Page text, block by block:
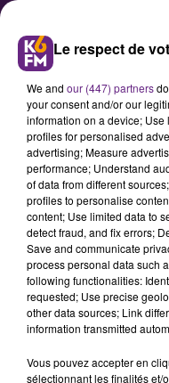
L’Italie,
foire de
La direction
annoncé
pour sa 88e
novembre
de Dijon
Le respect de
We and our (447) partners
your consent and/or our
information on a device;
profiles for personalised
advertising; Measure
performance; Understand
of data from different
profiles to personalise
content; Use limited data to
detect fraud, and fix errors;
Save and communicate
process personal data such
following functionalities:
requested; Use precise
other data sources; Link
information transmitted
Vous pouvez accepter en
sélectionnant les finalités et/